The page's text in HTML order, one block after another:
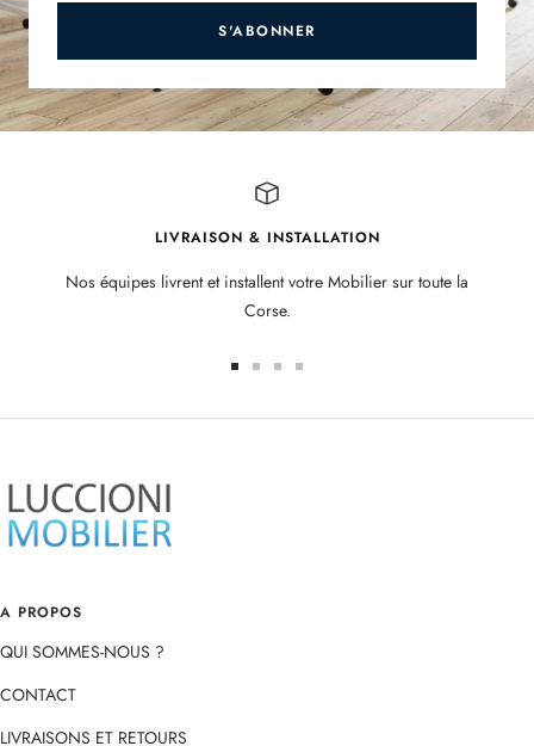
S'ABONNER
LIVRAISON & INSTALLATION
Nos équipes livrent et installent votre Mobilier sur toute la
Corse.
A PROPOS
QUI SOMMES-NOUS ?
CONTACT
LIVRAISONS ET RETOURS